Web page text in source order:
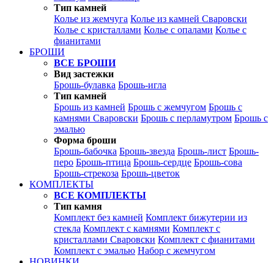
Тип камней
Колье из жемчуга Колье из камней Сваровски
Колье с кристаллами Колье с опалами Колье с
фианитами
БРОШИ
ВСЕ БРОШИ
Вид застежки
Брошь-булавка Брошь-игла
Тип камней
Брошь из камней Брошь с жемчугом Брошь с
камнями Сваровски Брошь с перламутром Брошь с
эмалью
Форма броши
Брошь-бабочка Брошь-звезда Брошь-лист Брошь-
перо Брошь-птица Брошь-сердце Брошь-сова
Брошь-стрекоза Брошь-цветок
КОМПЛЕКТЫ
ВСЕ КОМПЛЕКТЫ
Тип камня
Комплект без камней Комплект бижутерии из
стекла Комплект с камнями Комплект с
кристаллами Сваровски Комплект с фианитами
Комплект с эмалью Набор с жемчугом